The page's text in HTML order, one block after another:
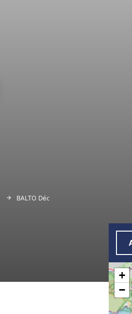
BALTO Décoration
+
−